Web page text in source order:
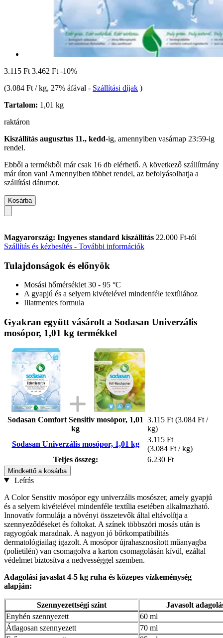
3.115 Ft 3.462 Ft -10%
(3.084 Ft / kg, 27% áfával - Szállítási díjak )
Tartalom: 1,01 kg
raktáron
Kiszállítás augusztus 11., kedd-ig, amennyiben vasárnap 23:59-ig
rendel.
Ebből a termékből már csak 16 db elérhető. A következő szállítmány
már úton van! Amennyiben többet rendel, az befolyásolhatja a
szállítási dátumot.
Kosárba
Magyarország: Ingyenes standard kiszállítás 22.000 Ft-tól
Szállítás és kézbesítés - További információk
Tulajdonságok és előnyök
Mosási hőmérséklet 30 - 95 °C
A gyapjú és a selyem kivételével mindenféle textíliához
Illatmentes formula
Gyakran együtt vásárolt a Sodasan Univerzális
mosópor, 1,01 kg termékkel
Sodasan Comfort Sensitiv mosópor, 1,01
kg
3.115 Ft (3.084 Ft /
kg)
Sodasan Univerzális mosópor, 1,01 kg
3.115 Ft
(3.084 Ft / kg)
Teljes összeg:
6.230 Ft
Mindkettő a kosárba
Leírás
A Color Sensitiv mosópor egy univerzális mosószer, amely gyapjú
és a selyem kivételével mindenféle textília esetében alkalmazható.
Innovatív formulája a növényi összetevők által eltávolítja a
szennyeződéseket és foltokat. A színek többszöri mosás után is
ragyogóak maradnak. A nagyon jó bőrkompatibilitás
dermatológiailag igazolt. A mosópor újrahasznosított műanyagba
(polietilén) van csomagolva a karton csomagolásán kívül, ezáltal
védelmet biztosítva a nedvességgel szemben.
Adagolási javaslat 4-5 kg ruha és közepes vízkeménység
alapján:
Szennyezettségi szint
Javasolt
Enyhén szennyezett
60 ml
Átlagosan szennyezett
70 ml